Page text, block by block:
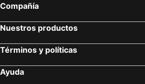
Compañía
Nuestros productos
Términos y políticas
Ayuda